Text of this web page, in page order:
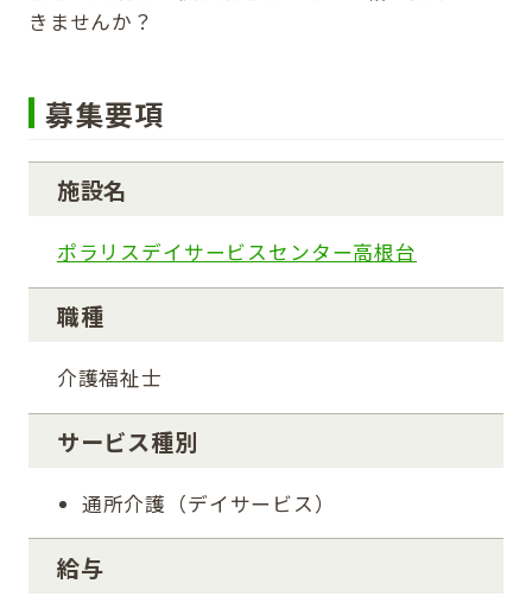
きませんか？
募集要項
施設名
ポラリスデイサービスセンター高根台
職種
介護福祉士
サービス種別
通所介護（デイサービス）
給与